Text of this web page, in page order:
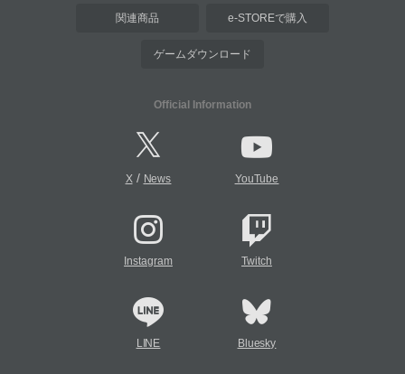
関連商品 e-STOREで購入
ゲームダウンロード
Official Information
X/ News YouTube
Instagram Twitch
LINE Bluesky